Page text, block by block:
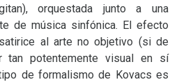
orquestada junto a una
de música sinfónica. El efecto
al arte no objetivo (si de
tan potentemente visual en sí
de formalismo de Kovacs es